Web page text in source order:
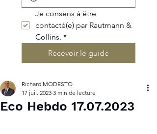
Je consens à être
contacté(e) par Rautmann &
Collins. *
Recevoir le guide
Eco Hebdo 17.07.2023
Richard MODESTO
17 juil. 2023 3 min de lecture